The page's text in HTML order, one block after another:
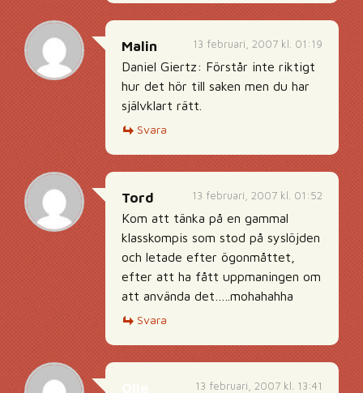
13 februari, 2007 kl. 01:19
Malin
Daniel Giertz: Förstår inte riktigt
hur det hör till saken men du har
självklart rätt.
Svara
13 februari, 2007 kl. 01:52
Tord
Kom att tänka på en gammal
klasskompis som stod på syslöjden
och letade efter ögonmåttet,
efter att ha fått uppmaningen om
att använda det…..mohahahha
Svara
13 februari, 2007 kl. 13:41